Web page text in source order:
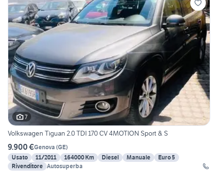
7
Volkswagen Tiguan 2.0 TDI 170 CV 4MOTION Sport & S
9.900 €Genova (GE)
Usato
11/2011 164000 Km Diesel Manuale
Euro 5
Rivenditore Autosuperba